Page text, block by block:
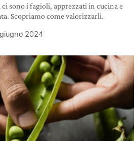
sono i fagioli, apprezzati in cucina e
Scopriamo come valorizzarli.
2024